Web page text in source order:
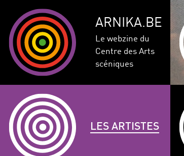
ARNIKA.BE
Le webzine du
Centre des Arts
scéniques
LES ARTISTES